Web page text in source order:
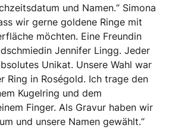
und Namen.“ Simona
wir gerne goldene Ringe mit
möchten. Eine Freundin
Jennifer Lingg. Jeder
Unikat. Unsere Wahl war
Ring in Roségold. Ich trage den
Kugelring und dem
Finger. Als Gravur haben wir
und unsere Namen gewählt.“